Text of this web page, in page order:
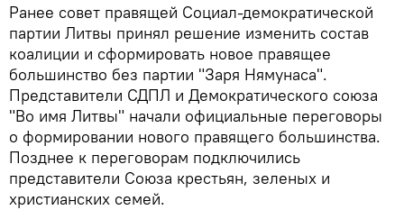
Ранее совет правящей Социал-демократической
партии Литвы принял решение изменить состав
коалиции и сформировать новое правящее
большинство без партии "Заря Нямунаса".
Представители СДПЛ и Демократического союза
"Во имя Литвы" начали официальные переговоры
о формировании нового правящего большинства.
Позднее к переговорам подключились
представители Союза крестьян, зеленых и
христианских семей.